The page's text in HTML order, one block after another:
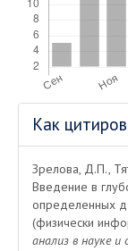
о статье
Как
Зрелова, Д.П.,
Введение в
определенных
(физически
анализ в науке и